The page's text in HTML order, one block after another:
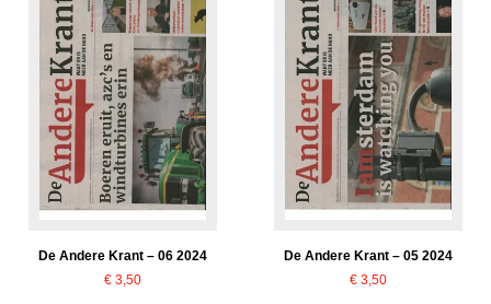
De Andere Krant – 06 2024
€ 3,50
De Andere Krant – 05 2024
€ 3,50